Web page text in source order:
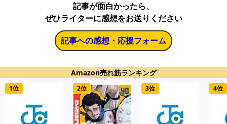
記事が面白かったら、
ぜひライターに感想をお送りください
記事への感想・応援フォーム
Amazon売れ筋ランキング
1位 2位 3位 4位